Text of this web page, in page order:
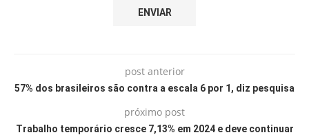
post anterior
57% dos brasileiros são contra a escala 6 por 1, diz pesquisa
próximo post
Trabalho temporário cresce 7,13% em 2024 e deve continuar